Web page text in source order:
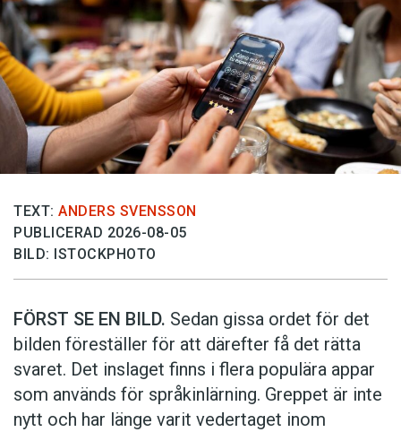
TEXT: ANDERS SVENSSON
PUBLICERAD 2026-08-05
BILD: ISTOCKPHOTO
FÖRST SE EN BILD. Sedan gissa ordet för det
bilden föreställer för att därefter få det rätta
svaret. Det inslaget finns i flera populära appar
som används för språkinlärning. Greppet är inte
nytt och har länge varit vedertaget inom